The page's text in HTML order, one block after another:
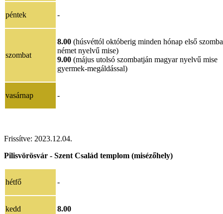
péntek -
szombat
8.00 (húsvéttól októberig minden hónap első
német nyelvű mise)
9.00 (május utolsó szombatján magyar nyelvű mise
gyermek-megáldással)
vasárnap -
Frissítve: 2023.12.04.
Pilisvörösvár - Szent Család templom (misézőhely)
hétfő -
kedd 8.00